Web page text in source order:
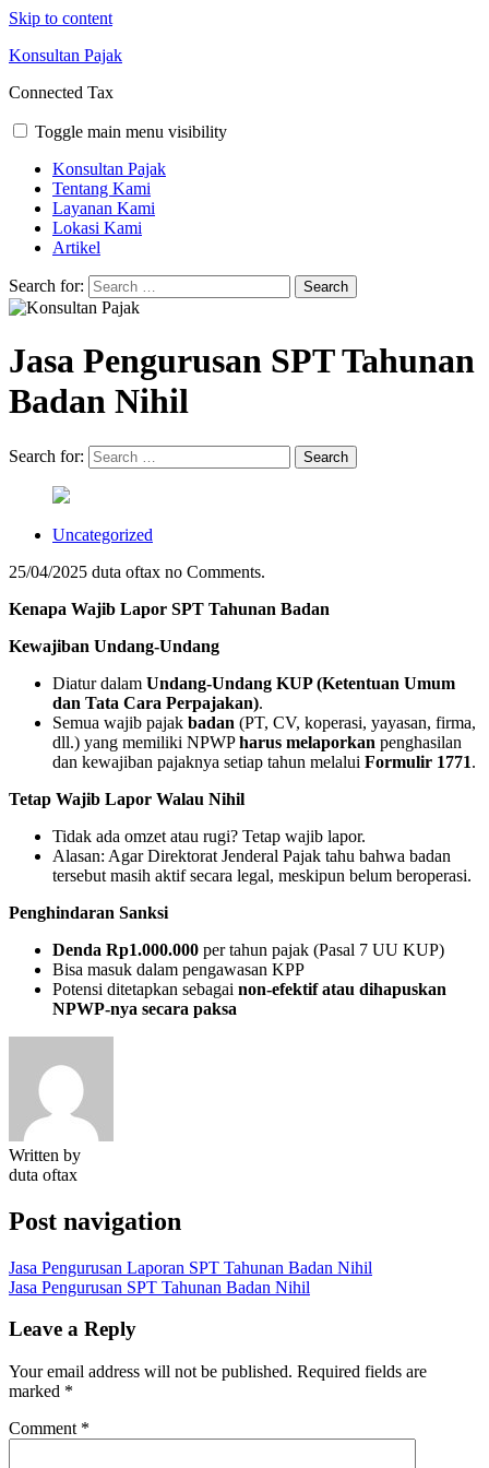
Skip to content
Konsultan Pajak
Connected Tax
Toggle main menu visibility
Konsultan Pajak
Tentang Kami
Layanan Kami
Lokasi Kami
Artikel
Search for:
Jasa Pengurusan SPT Tahunan
Badan Nihil
Search for:
Uncategorized
25/04/2025 duta oftax no Comments.
Kenapa Wajib Lapor SPT Tahunan Badan
Kewajiban Undang-Undang
Diatur dalam Undang-Undang KUP (Ketentuan Umum
dan Tata Cara Perpajakan).
Semua wajib pajak badan (PT, CV, koperasi, yayasan, firma,
dll.) yang memiliki NPWPharus melaporkan penghasilan
dan kewajiban pajaknya setiap tahun melalui Formulir 1771.
Tetap Wajib Lapor Walau Nihil
Tidak ada omzet atau rugi? Tetap wajib lapor.
Alasan: Agar Direktorat Jenderal Pajak tahu bahwa badan
tersebut masih aktif secara legal, meskipun belum beroperasi.
Penghindaran Sanksi
Denda Rp1.000.000 per tahun pajak (Pasal 7 UU KUP)
Bisa masuk dalam pengawasan KPP
Potensi ditetapkan sebagai non-efektif atau dihapuskan
NPWP-nya secara paksa
Written by
duta oftax
Post navigation
Jasa Pengurusan Laporan SPT Tahunan Badan Nihil
Jasa Pengurusan SPT Tahunan Badan Nihil
Leave a Reply
Your email address will not be published. Required fields are
marked *
Comment *